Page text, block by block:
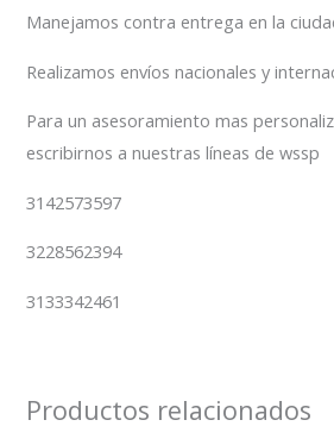
Manejamos contra entrega en la
Realizamos envíos nacionales y
Para un asesoramiento mas
escribirnos a nuestras líneas de wssp
3142573597
3228562394
3133342461
Productos relacionados